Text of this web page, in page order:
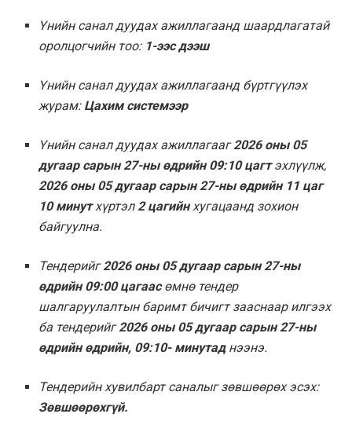
Үнийн санал дуудах ажиллагаанд шаардлагатай
оролцогчийн тоо:1-ээс дээш
Үнийн санал дуудах ажиллагаанд бүртгүүлэх
журам:Цахим системээр
Үнийн санал дуудах ажиллагааг2026 оны 05
дугаар сарын 27-ны өдрийн 09:10 цагтэхлүүлж,
2026 оны 05дугаар сарын 27-ны өдрийн 11 цаг
10 минутхүртэл2 цагийн хугацаанд зохион
байгуулна.
Тендерийг2026 оны 05дугаар сарын 27-ны
өдрийн 09:00 цагаасөмнө тендер
шалгаруулалтын баримт бичигт зааснаар илгээх
ба тендерийг2026 оны 05дугаар сарын 27-ны
өдрийн өдрийн, 09:10- минутаднээнэ.
Тендерийн хувилбарт саналыг зөвшөөрөх эсэх:
Зөвшөөрөхгүй.